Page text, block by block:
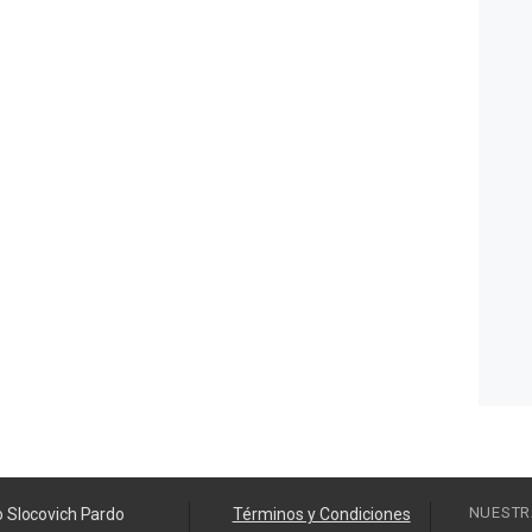
Slocovich Pardo Términos y Condiciones